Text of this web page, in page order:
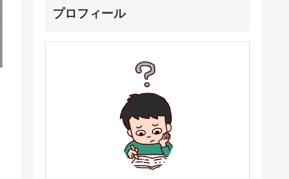
プロフィール